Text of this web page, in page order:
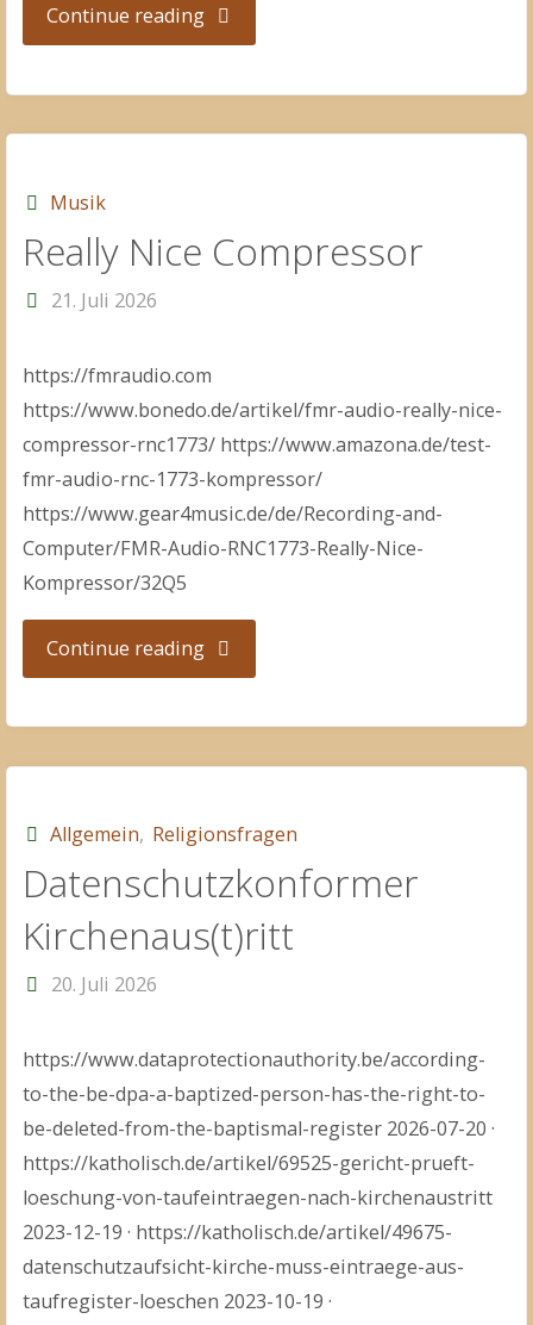
Continue reading"International
Musik
Really Nice Compressor
21. Juli 2026
https://fmraudio.com
https://www.bonedo.de/artikel/fmr-audio-really-nice-
compressor-rnc1773/ https://www.amazona.de/test-
fmr-audio-rnc-1773-kompressor/
https://www.gear4music.de/de/Recording-and-
Computer/FMR-Audio-RNC1773-Really-Nice-
Kompressor/32Q5
Continue reading"Really
Compressor"
Allgemein, Religionsfragen
Datenschutzkonformer
Kirchenaus(t)ritt
20. Juli 2026
https://www.dataprotectionauthority.be/according-
to-the-be-dpa-a-baptized-person-has-the-right-to-
be-deleted-from-the-baptismal-register 2026-07-20 ·
https://katholisch.de/artikel/69525-gericht-prueft-
loeschung-von-taufeintraegen-nach-kirchenaustritt
2023-12-19 · https://katholisch.de/artikel/49675-
datenschutzaufsicht-kirche-muss-eintraege-aus-
taufregister-loeschen 2023-10-19 ·